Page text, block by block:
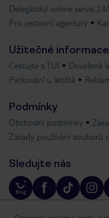
Delegátský online servis
Pro cestovní agentury
Užitečné informace
Cestujte s TUI Dovolená
Parkování u letiště
Podmínky
Obchodní podmínky
Zásady používání souborů
Sledujte nás